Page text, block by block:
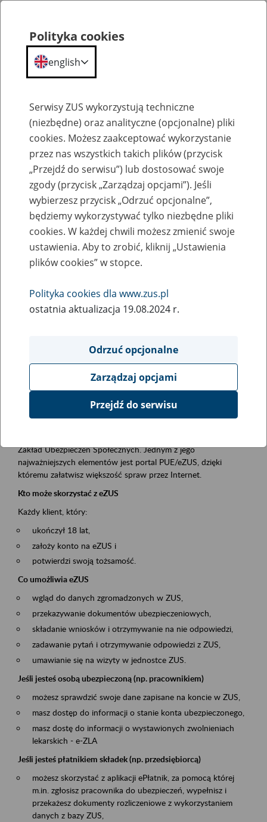
Szkolenia
Zaproś ZUS do siebie - zakładanie profili
eZUS w siedzibie Twojej firmy
Rodzaj wydarzenia
Szkolenia
obsługa klientów
Event description
Platforma Usług Elektronicznych ZUS eZUS
Zakład Ubezpieczeń Społecznych. Jednym z jego
najważniejszych elementów jest portal PUE/eZUS, dzięki
któremu załatwisz większość spraw przez Internet.
Kto może skorzystać z eZUS
Każdy klient, który:
ukończył 18 lat,
założy konto na eZUS i
potwierdzi swoją tożsamość.
Co umożliwia eZUS
wgląd do danych zgromadzonych w ZUS,
przekazywanie dokumentów ubezpieczeniowych,
składanie wniosków i otrzymywanie na nie odpowiedzi,
zadawanie pytań i otrzymywanie odpowiedzi z ZUS,
umawianie się na wizyty w jednostce ZUS.
Jeśli jesteś osobą ubezpieczoną (np. pracownikiem)
możesz sprawdzić swoje dane zapisane na koncie w ZUS,
masz dostęp do informacji o stanie konta ubezpieczonego,
masz dostę do informacji o wystawionych zwolnieniach
lekarskich - e-ZLA
Jeśli jesteś płatnikiem składek (np. przedsiębiorcą)
możesz skorzystać z aplikacji ePłatnik, za pomocą której
m.in. zgłosisz pracownika do ubezpieczeń, wypełnisz i
przekażesz dokumenty rozliczeniowe z wykorzystaniem
danych z bazy ZUS,
Polityka cookies
english
Serwisy ZUS wykorzystują techniczne
(niezbędne) oraz analityczne (opcjonalne) pliki
cookies. Możesz zaakceptować wykorzystanie
przez nas wszystkich takich plików (przycisk
„Przejdź do serwisu”) lub dostosować swoje
zgody (przycisk „Zarządzaj opcjami”). Jeśli
wybierzesz przycisk „Odrzuć opcjonalne”,
będziemy wykorzystywać tylko niezbędne pliki
cookies. W każdej chwili możesz zmienić swoje
ustawienia. Aby to zrobić, kliknij „Ustawienia
plików cookies” w stopce.
Polityka cookies dla www.zus.pl
ostatnia aktualizacja 19.08.2024 r.
Odrzuć opcjonalne
Zarządzaj opcjami
Przejdź do serwisu